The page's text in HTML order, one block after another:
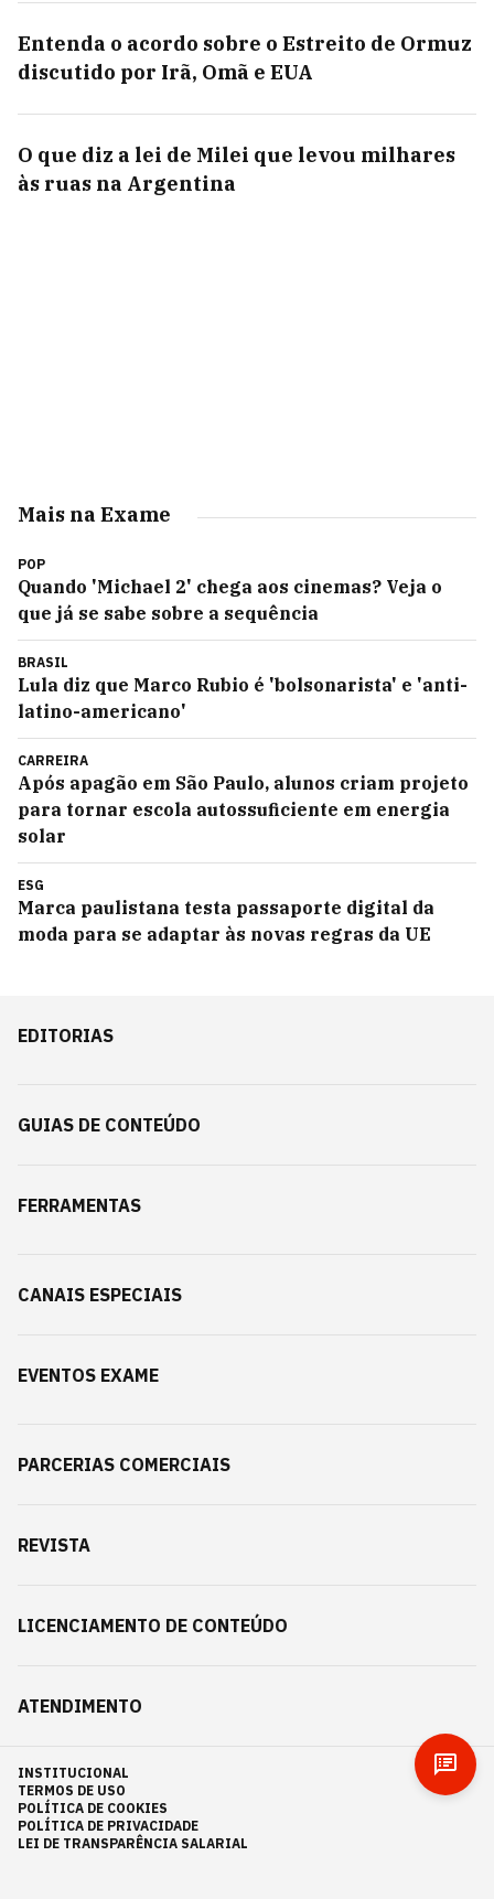
Entenda o acordo sobre o Estreito de Ormuz
discutido por Irã, Omã e EUA
O que diz a lei de Milei que levou milhares
às ruas na Argentina
Mais na Exame
POP
Quando 'Michael 2' chega aos cinemas? Veja o
que já se sabe sobre a sequência
BRASIL
Lula diz que Marco Rubio é 'bolsonarista' e 'anti-
latino-americano'
CARREIRA
Após apagão em São Paulo, alunos criam projeto
para tornar escola autossuficiente em energia
solar
ESG
Marca paulistana testa passaporte digital da
moda para se adaptar às novas regras da UE
EDITORIAS
GUIAS DE CONTEÚDO
FERRAMENTAS
CANAIS ESPECIAIS
EVENTOS EXAME
PARCERIAS COMERCIAIS
REVISTA
LICENCIAMENTO DE CONTEÚDO
ATENDIMENTO
INSTITUCIONAL
TERMOS DE USO
POLÍTICA DE COOKIES
POLÍTICA DE PRIVACIDADE
LEI DE TRANSPARÊNCIA SALARIAL